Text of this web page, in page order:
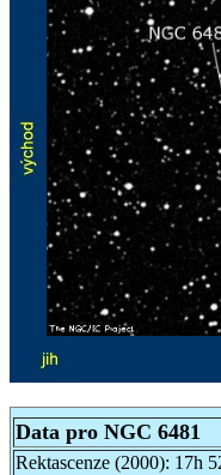
Data pro NGC 6481
Rektascenze (2000): 17h